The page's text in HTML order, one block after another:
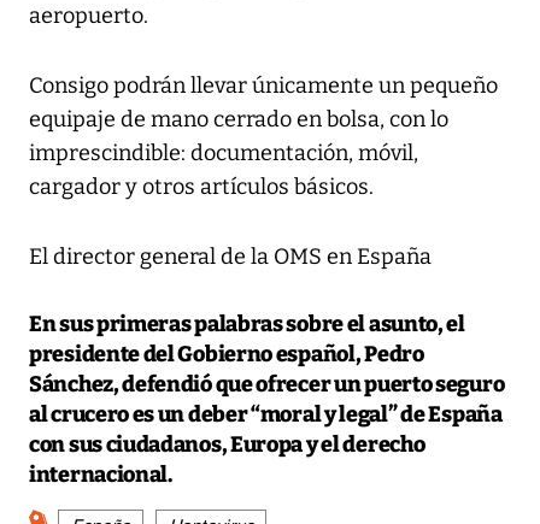
aeropuerto.
Consigo podrán llevar únicamente un pequeño
equipaje de mano cerrado en bolsa, con lo
imprescindible: documentación, móvil,
cargador y otros artículos básicos.
El director general de la OMS en España
En sus primeras palabras sobre el asunto, el
presidente del Gobierno español, Pedro
Sánchez, defendió que ofrecer un puerto seguro
al crucero es un deber “moral y legal” de España
con sus ciudadanos, Europa y el derecho
internacional.